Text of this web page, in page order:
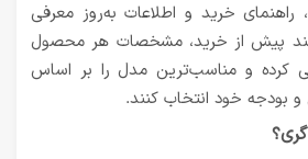
راهنمای خرید و اطلاعات به‌روز معرفی
پیش از خرید، مشخصات هر محصول
کرده و مناسب‌ترین مدل را بر اساس
و بودجه خود انتخاب کنند.